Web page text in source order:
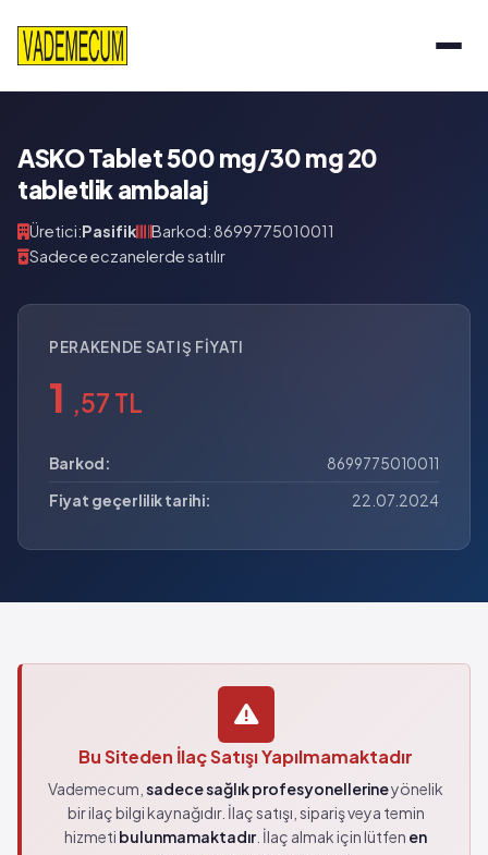
ASKO Tablet 500 mg/30 mg 20
tabletlik ambalaj
Üretici:Pasifik
Barkod: 8699775010011
Sadece eczanelerde satılır
PERAKENDE SATIŞ FIYATI
1 ,57 TL
Barkod:
8699775010011
Fiyat geçerlilik tarihi:
22.07.2024
Bu Siteden İlaç Satışı Yapılmamaktadır
Vademecum, sadece sağlık profesyonellerineyönelik
bir ilaç bilgi kaynağıdır. İlaç satışı, sipariş veya temin
hizmeti bulunmamaktadır. İlaç almak için lütfen en